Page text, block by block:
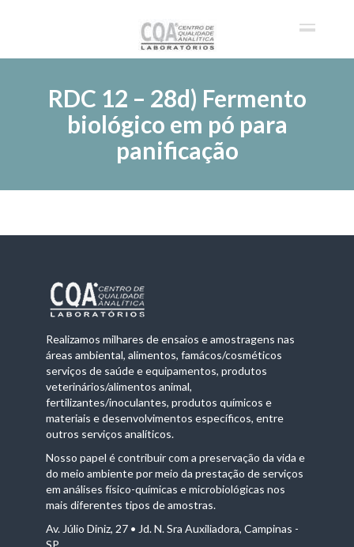
RDC 12 – 28d) Fermento
biológico em pó para
panificação
Realizamos milhares de ensaios e amostragens nas
áreas ambiental, alimentos, famácos/cosméticos
serviços de saúde e equipamentos, produtos
veterinários/alimentos animal,
fertilizantes/inoculantes, produtos químicos e
materiais e desenvolvimentos específicos, entre
outros serviços analíticos.
Nosso papel é contribuir com a preservação da vida e
do meio ambiente por meio da prestação de serviços
em análises físico-químicas e microbiológicas nos
mais diferentes tipos de amostras.
Av. Júlio Diniz, 27 • Jd. N. Sra Auxiliadora, Campinas -
SP